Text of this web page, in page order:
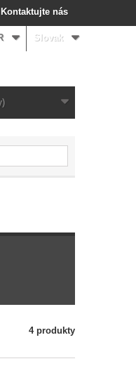
Kontaktujte nás
Slovak
4 produkty